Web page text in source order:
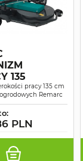
135
pracy 135 cm
Remarc
PLN